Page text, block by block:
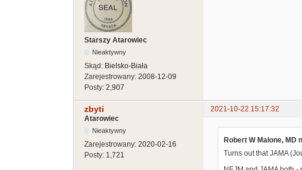
Starszy Atarowiec
Nieaktywny
Skąd: Bielsko-Biała
Zarejestrowany: 2008-12-09
Posty: 2,907
zbyti
2021-10-22 15:17:32
Atarowiec
Nieaktywny
Zarejestrowany: 2020-02-16
Posty: 1,721
Robert W Malone, MD
Turns out that JAMA